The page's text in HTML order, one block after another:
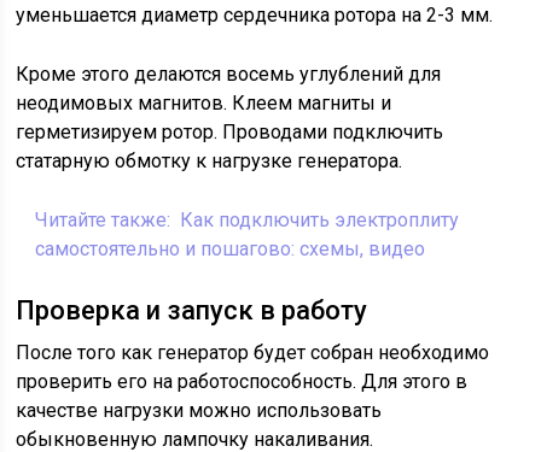
уменьшается диаметр сердечника ротора на 2-3 мм.
Кроме этого делаются восемь углублений для
неодимовых магнитов. Клеем магниты и
герметизируем ротор. Проводами подключить
статарную обмотку к нагрузке генератора.
Читайте также: Как подключить электроплиту
самостоятельно и пошагово: схемы, видео
Проверка и запуск в работу
После того как генератор будет собран необходимо
проверить его на работоспособность. Для этого в
качестве нагрузки можно использовать
обыкновенную лампочку накаливания.